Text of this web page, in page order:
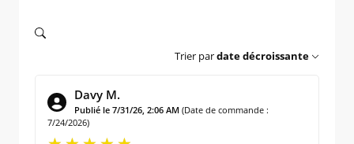
Trier pardate décroissante
Davy M.
Publié le 7/31/26, 2:06 AM (Date de commande :
7/24/2026)